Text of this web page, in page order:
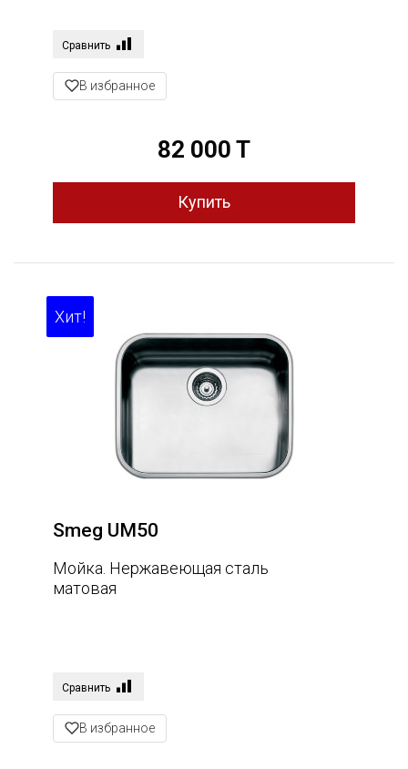
Сравнить
В избранное
82 000 T
Smeg UM50
Мойка. Нержавеющая сталь
матовая
Сравнить
В избранное
Хит!